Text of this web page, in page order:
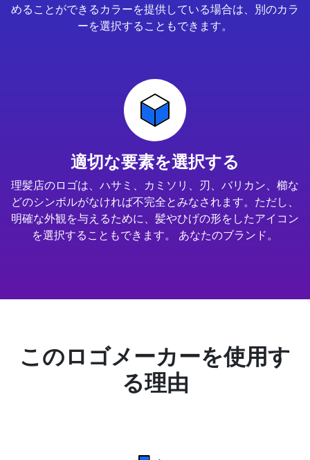
めることができるカラーを提供している場合は、別のカラ
ーを選択することもできます。
適切な要素を選択する
理髪店のロゴは、ハサミ、カミソリ、刃、バリカン、櫛な
どのシンボルがなければ不完全とみなされます。ただし、
明確な外観を与えるために、髪やひげの形をしたアイコン
を選択することもできます。 あなたのブランド。
このロゴメーカーを使用す
る理由